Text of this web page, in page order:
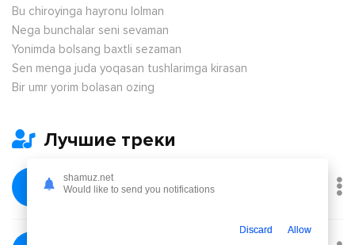
Bu chiroyinga hayronu lolman
Nega bunchalar seni sevaman
Yonimda bolsang baxtli sezaman
Sen menga juda yoqasan tushlarimga kirasan
Bir umr yorim bolasan ozing
Лучшие треки
Февраль
Никита Киоссе, Фейгин
shamuz.net
Would like to send you notifications
Discard Allow